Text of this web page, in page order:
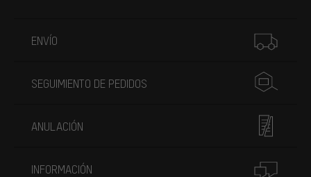
ENVÍO
SEGUIMIENTO DE PEDIDOS
ANULACIÓN
INFORMACIÓN